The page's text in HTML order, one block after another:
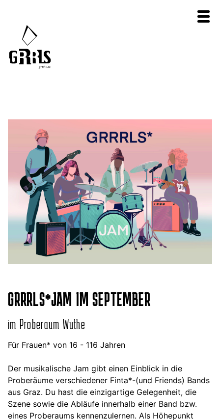
GRRRLS*JAM IM SEPTEMBER
im Proberaum Wuthe
Für Frauen* von 16 - 116 Jahren
Der musikalische Jam gibt einen Einblick in die
Proberäume verschiedener Finta*-(und Friends) Bands
aus Graz. Du hast die einzigartige Gelegenheit, die
Szene sowie die Abläufe innerhalb einer Band bzw.
eines Proberaums kennenzulernen. Als Höhepunkt